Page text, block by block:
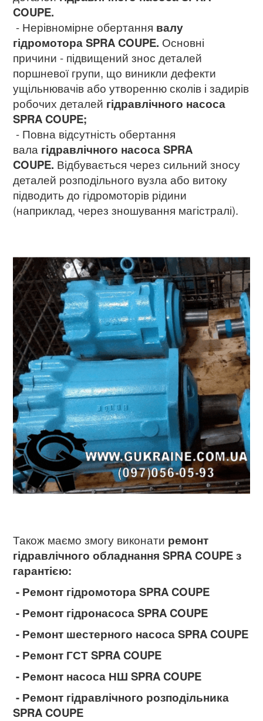
COUPE.
- Нерівномірне обертання валу
гідромотора SPRA COUPE. Основні
причини - підвищений знос деталей
поршневої групи, що виникли дефекти
ущільнювачів або утворенню сколів і задирів
робочих деталей гідравлічного насоса
SPRA COUPE;
- Повна відсутність обертання
вала гідравлічного насосаSPRA
COUPE. Відбувається через сильний зносу
деталей розподільного вузла або витоку
підводить до гідромоторів рідини
(наприклад, через зношування магістралі).
Також маємо змогу виконати ремонт
гідравлічного обладнання SPRA COUPEз
гарантією:
- Ремонт гідромотора SPRA COUPE
- Ремонт гідронасоса SPRA COUPE
- Ремонт шестерного насоса SPRA COUPE
- Ремонт ГСТ SPRA COUPE
- Ремонт насоса НШ SPRA COUPE
- Ремонт гідравлічного розподільника
SPRA COUPE